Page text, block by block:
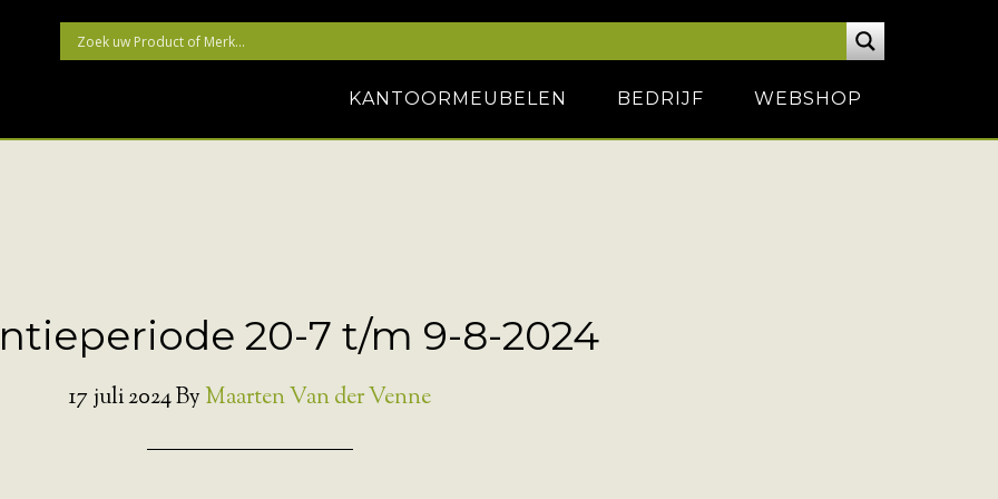
KANTOORMEUBELEN BEDRIJF WEBSHOP
20-7 t/m 9-8-2024
17 juli 2024By Maarten Van der Venne